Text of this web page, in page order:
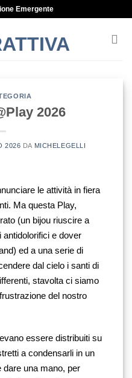
Emergente
2026
2026 DA MICHELEGELLI
le attività in fiera
Ma questa Play,
(un bijou riuscire a
antidolorifici e dover
ed a una serie di
dal cielo i santi di
stavolta ci siamo
del nostro
essere distribuiti su
a condensarli in un
dare una mano, per